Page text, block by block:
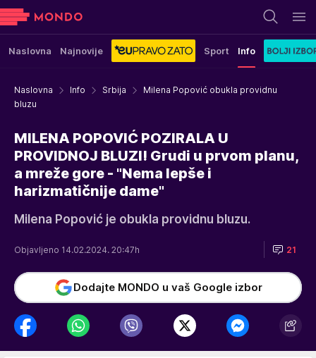
Naslovna Najnovije Sport Info
Naslovna Info Srbija
Milena Popović obukla providnu
bluzu
MILENA POPOVIĆ POZIRALA U
PROVIDNOJ BLUZI! Grudi u prvom planu,
a mreže gore - "Nema lepše i
harizmatičnije dame"
Milena Popović je obukla providnu bluzu.
Objavljeno 14.02.2024. 20:47h 21
Dodajte MONDO u vaš Google izbor